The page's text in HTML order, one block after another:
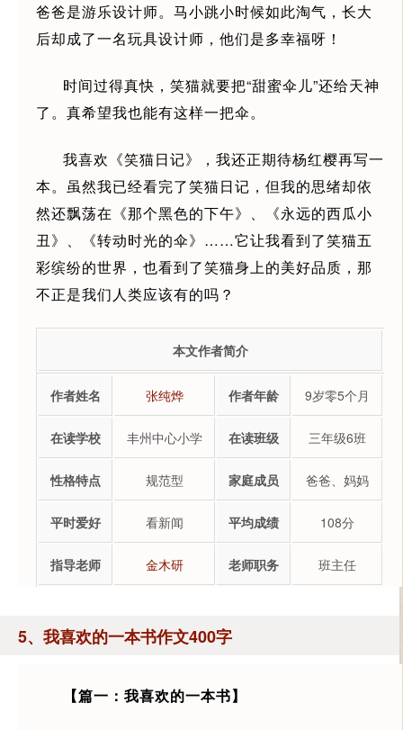
爸爸是游乐设计师。马小跳小时候如此淘气，长大
后却成了一名玩具设计师，他们是多幸福呀！
时间过得真快，笑猫就要把“甜蜜伞儿”还给天神
了。真希望我也能有这样一把伞。
我喜欢《笑猫日记》，我还正期待杨红樱再写一
本。虽然我已经看完了笑猫日记，但我的思绪却依
然还飘荡在《那个黑色的下午》、《永远的西瓜小
丑》、《转动时光的伞》……它让我看到了笑猫五
彩缤纷的世界，也看到了笑猫身上的美好品质，那
不正是我们人类应该有的吗？
本文作者简介
作者姓名 张纯烨 作者年龄 9岁零5个月
在读学校 丰州中心小学 在读班级 三年级6班
性格特点 规范型 家庭成员 爸爸、妈妈
平时爱好 看新闻 平均成绩 108分
指导老师 金木研 老师职务 班主任
5、我喜欢的一本书作文400字
【篇一：我喜欢的一本书】